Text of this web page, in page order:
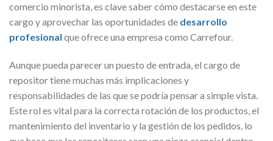
comercio minorista, es clave saber cómo destacarse en este
cargo y aprovechar las oportunidades de desarrollo
profesional que ofrece una empresa como Carrefour.
Aunque pueda parecer un puesto de entrada, el cargo de
repositor tiene muchas más implicaciones y
responsabilidades de las que se podría pensar a simple vista.
Este rol es vital para la correcta rotación de los productos, el
mantenimiento del inventario y la gestión de los pedidos, lo